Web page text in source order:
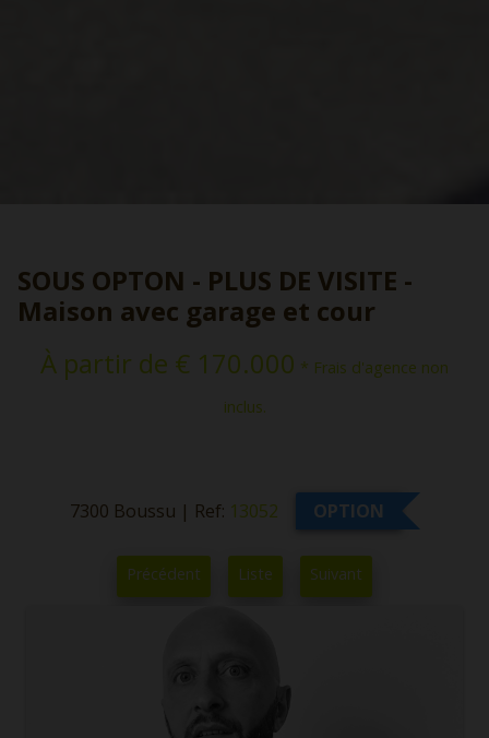
SOUS OPTON - PLUS DE VISITE -
Maison avec garage et cour
À partir de € 170.000 * Frais d'agence non
inclus.
7300 Boussu | Ref: 13052 OPTION
Précédent Liste Suivant